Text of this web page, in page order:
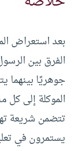
بعد استعراض
الفرق بين
جوهريًا بينهما
الموكلة إلى كل
تتضمن شريعة
يستمرون في